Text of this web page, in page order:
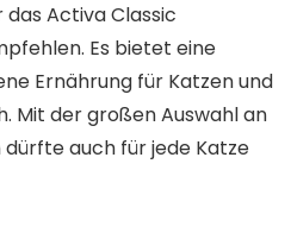
Activa Classic
Es bietet eine
Ernährung für Katzen und
Mit der großen Auswahl an
auch für jede Katze